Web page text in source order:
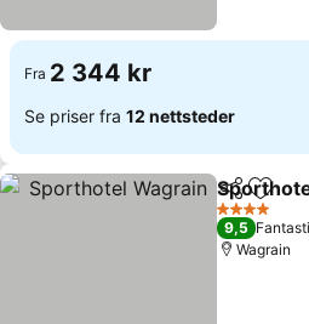
Fra 2 344 kr
Se priser fra 12 nettsteder
Del Legg
4 Stjerner
9,5
Wagrain